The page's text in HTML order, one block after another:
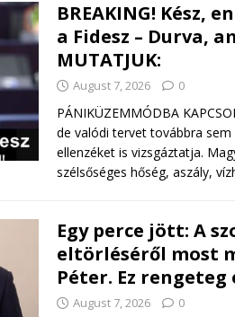
BREAKING! Kész,
a Fidesz – Durva,
MUTATJUK:
August 7, 2026 0
PÁNIKÜZEMMÓDBA
de valódi tervet továbbra
ellenzéket is vizsgáztatja.
szélsőséges hőség, aszály,
Egy perce jött: A
eltörléséről most
Péter. Ez
August 7, 2026 0